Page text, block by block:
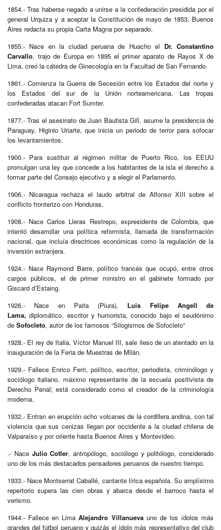
1854.- Tras haberse negado a unirse a la confederación presidida por el
general Urquiza y a aceptar la Constitución de mayo de 1853, Buenos
Aires redacta su propia Carta Magna por separado.
1855.- Nace en la ciudad peruana de Huacho el Dr. Constantino
Carvallo, trajo de Europa en 1895 el primer aparato de Rayos X de
Lima, creó la cátedra de Ginecología en la Facultad de San Fernando.
1861.- Comienza la Guerra de Secesión entre los Estados del norte y
los Estados del sur de la Unión norteamericana. Las tropas
confederadas atacan Fort Sumter.
1877.- Tras el asesinato de Juan Bautista Gill, asume la presidencia de
Paraguay, Higinio Uriarte, que inicia un periodo de terror para sofocar
los levantamientos.
1900.- Para sustituir al régimen militar de Puerto Rico, los EEUU
promulgan una ley que concede a los habitantes de la isla el derecho a
formar parte del Consejo ejecutivo y a elegir el Parlamento.
1906.- Nicaragua rechaza el laudo arbitral de Alfonso XIII sobre el
conflicto fronterizo con Honduras.
1908.- Nace Carlos Lleras Restrepo, expresidente de Colombia, que
intentó desarrollar una política reformista, llamada de transformación
nacional, que incluía directrices económicas como la regulación de la
inversión extranjera.
1924.- Nace Raymond Barre, político francés que ocupó, entre otros
cargos públicos, el de primer ministro en el gabinete formado por
Giscard d’Estaing.
1926.- Nace en Paita (Piura), Luis Felipe Angell de
Lama, diplomático, escritor y humorista, conocido bajo el seudónimo
de Sofocleto, autor de los famosos “Silogismos de Sofocleto”
1928.- El rey de Italia, Víctor Manuel III, sale ileso de un atentado en la
inauguración de la Feria de Muestras de Milán.
1929.- Fallece Enrico Ferri, político, escritor, periodista, criminólogo y
sociólogo italiano. máximo representante de la escuela positivista de
Derecho Penal; está considerado como el creador de la criminología
moderna.
1932.- Entran en erupción ocho volcanes de la cordillera andina, con tal
violencia que sus cenizas llegan por occidente a la ciudad chilena de
Valparaíso y por oriente hasta Buenos Aires y Montevideo.
.- Nace Julio Cotler, antropólogo, sociólogo y politólogo, considerado
uno de los más destacados pensadores peruanos de nuestro tiempo.
1933.- Nace Montserrat Caballé, cantante lírica española. Su amplísimo
repertorio supera las cien obras y abarca desde el barroco hasta el
verismo.
1944.- Fallece en LimaAlejandro Villanuevauno de los ídolos más
grandes del fútbol peruano y quizás el ídolo más representativo del club